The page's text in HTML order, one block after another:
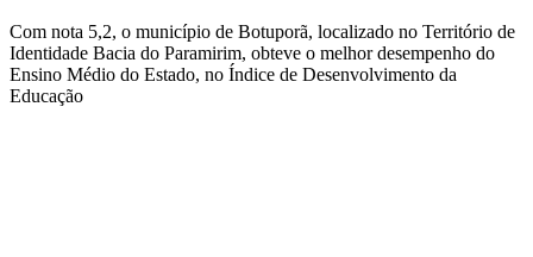
Com nota 5,2, o município de Botuporã, localizado no Território de
Identidade Bacia do Paramirim, obteve o melhor desempenho do
Ensino Médio do Estado, no Índice de Desenvolvimento da
Educação